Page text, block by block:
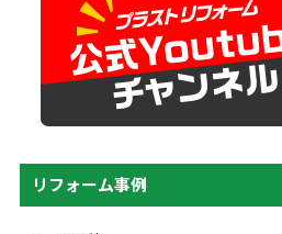
リフォーム事例